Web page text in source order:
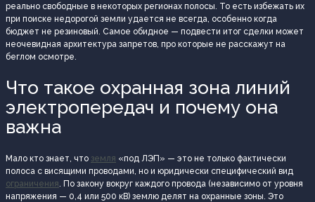
реально свободные в некоторых регионах полосы. То есть избежать их
при поиске недорогой земли удается не всегда, особенно когда
бюджет не резиновый. Самое обидное — подвести итог сделки может
неочевидная архитектура запретов, про которые не расскажут на
беглом осмотре.
Что такое охранная зона линий
электропередач и почему она
важна
Мало кто знает, что земля «под ЛЭП» — это не только фактически
полоса с висящими проводами, но и юридически специфический вид
ограничения . По закону вокруг каждого провода (независимо от уровня
напряжения — 0,4 или 500 кВ) землю делят на охранные зоны. Это